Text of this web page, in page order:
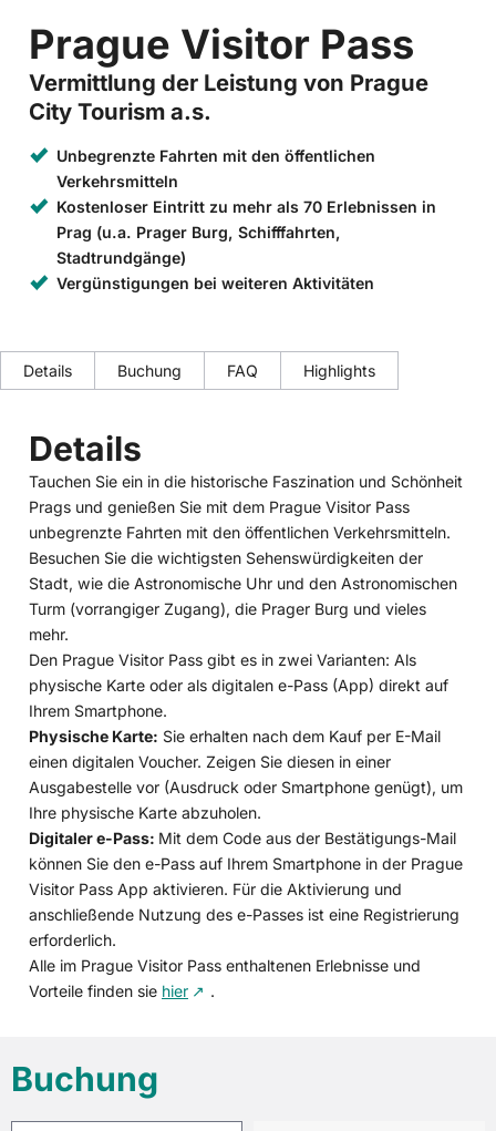
Prague Visitor Pass
Vermittlung der Leistung von Prague
City Tourism a.s.
Unbegrenzte Fahrten mit den öffentlichen
Verkehrsmitteln
Kostenloser Eintritt zu mehr als 70 Erlebnissen in
Prag (u.a. Prager Burg, Schifffahrten,
Stadtrundgänge)
Vergünstigungen bei weiteren Aktivitäten
Details Buchung FAQ Highlights
Details
Tauchen Sie ein in die historische Faszination und Schönheit
Prags und genießen Sie mit dem Prague Visitor Pass
unbegrenzte Fahrten mit den öffentlichen Verkehrsmitteln.
Besuchen Sie die wichtigsten Sehenswürdigkeiten der
Stadt, wie die Astronomische Uhr und den Astronomischen
Turm (vorrangiger Zugang), die Prager Burg und vieles
mehr.
Den Prague Visitor Pass gibt es in zwei Varianten: Als
physische Karte oder als digitalen e-Pass (App) direkt auf
Ihrem Smartphone.
Physische Karte: Sie erhalten nach dem Kauf per E-Mail
einen digitalen Voucher. Zeigen Sie diesen in einer
Ausgabestelle vor (Ausdruck oder Smartphone genügt), um
Ihre physische Karte abzuholen.
Digitaler e-Pass: Mit dem Code aus der Bestätigungs-Mail
können Sie den e-Pass auf Ihrem Smartphone in der Prague
Visitor Pass App aktivieren. Für die Aktivierung und
anschließende Nutzung des e-Passes ist eine Registrierung
erforderlich.
Alle im Prague Visitor Pass enthaltenen Erlebnisse und
Vorteile finden sie hier .
Buchung